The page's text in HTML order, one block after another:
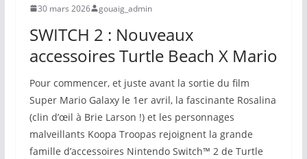
30 mars 2026 gouaig_admin
SWITCH 2 : Nouveaux
accessoires Turtle Beach X Mario
Pour commencer, et juste avant la sortie du film
Super Mario Galaxy le 1er avril, la fascinante Rosalina
(clin d’œil à Brie Larson !) et les personnages
malveillants Koopa Troopas rejoignent la grande
famille d’accessoires Nintendo Switch™ 2 de Turtle